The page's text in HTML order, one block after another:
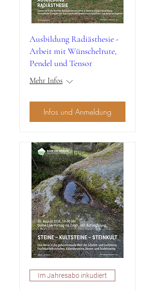
Ausbildung Radiästhesie -
Arbeit mit Wünschelrute,
Pendel und Tensor
Mehr Infos
Infos und Anmeldung
Im Jahresabo inkudiert